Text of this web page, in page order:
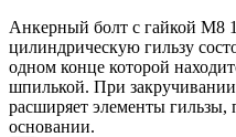
Анкерный болт с гайкой М8
цилиндрическую гильзу
одном конце которой
шпилькой. При закручивании
расширяет элементы гильзы,
основании.